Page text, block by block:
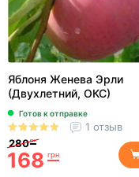
Яблоня Женева Эрли
(Двухлетний, ОКС)
Готов к отправке
1 отзыв
280 грн
168 грн